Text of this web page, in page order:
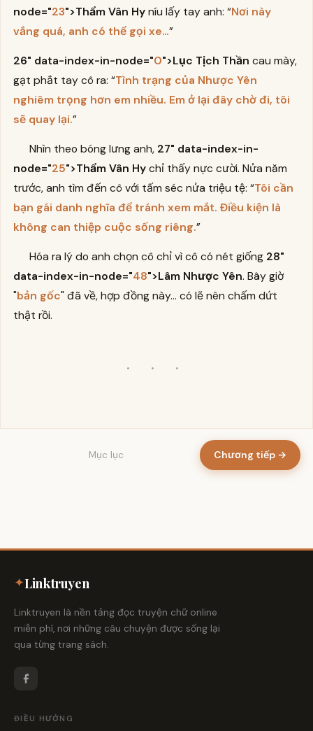
node="23">Thẩm Vân Hyníu lấy tay anh: “Nơi này
vắng quá, anh có thể gọi xe…”
26" data-index-in-node="0">Lục Tịch Thần cau mày,
gạt phắt tay cô ra: “Tình trạng của Nhược Yên
nghiêm trọng hơn em nhiều. Em ở lại đây chờ đi, tôi
sẽ quay lại.”
Nhìn theo bóng lưng anh, 27" data-index-in-
node="25">Thẩm Vân Hychỉ thấy nực cười. Nửa năm
trước, anh tìm đến cô với tấm séc nửa triệu tệ: “Tôi cần
bạn gái danh nghĩa để tránh xem mắt. Điều kiện là
không can thiệp cuộc sống riêng.”
Hóa ra lý do anh chọn cô chỉ vì cô có nét giống 28"
data-index-in-node="48">Lâm Nhược Yên. Bây giờ
"bản gốc" đã về, hợp đồng này... có lẽ nên chấm dứt
thật rồi.
· · ·
Mục lục Chương tiếp →
✦Linktruyen
Linktruyen là nền tảng đọc truyện chữ online
miễn phí, nơi những câu chuyện được sống lại
qua từng trang sách.
ĐIỀU HƯỚNG